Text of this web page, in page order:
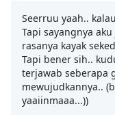
Seerruu yaah..
Tapi sayangnya
rasanya kayak
Tapi bener sih..
terjawab seberapa
mewujudkannya..
yaaiinmaaa...))